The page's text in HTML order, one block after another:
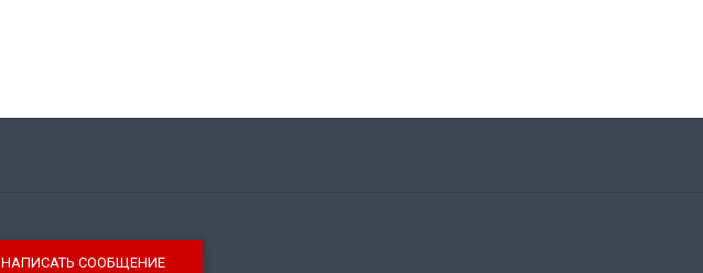
НАПИСАТЬ СООБЩЕНИЕ